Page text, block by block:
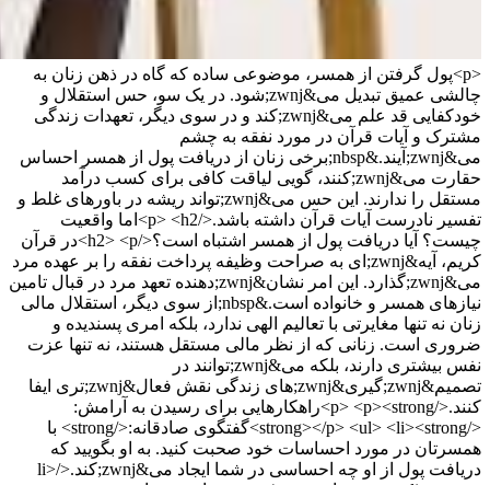
<p>پول گرفتن از همسر، موضوعی ساده که گاه در ذهن زنان به
چالشی عمیق تبدیل می&zwnj;شود. در یک سو، حس استقلال و
خودکفایی قد علم می&zwnj;کند و در سوی دیگر، تعهدات زندگی
مشترک و آیات قرآن در مورد نفقه به چشم
می&zwnj;آیند.&nbsp;برخی زنان از دریافت پول از همسر احساس
حقارت می&zwnj;کنند، گویی لیاقت کافی برای کسب درآمد
مستقل را ندارند. این حس می&zwnj;تواند ریشه در باورهای غلط و
تفسیر نادرست آیات قرآن داشته باشد.</p> <h2>اما واقعیت
چیست؟ آیا دریافت پول از همسر اشتباه است؟</h2> <p>در قرآن
کریم، آیه&zwnj;ای به صراحت وظیفه پرداخت نفقه را بر عهده مرد
می&zwnj;گذارد. این امر نشان&zwnj;دهنده تعهد مرد در قبال تامین
نیازهای همسر و خانواده است.&nbsp;از سوی دیگر، استقلال مالی
زنان نه تنها مغایرتی با تعالیم الهی ندارد، بلکه امری پسندیده و
ضروری است. زنانی که از نظر مالی مستقل هستند، نه تنها عزت
نفس بیشتری دارند، بلکه می&zwnj;توانند در
تصمیم&zwnj;گیری&zwnj;های زندگی نقش فعال&zwnj;تری ایفا
کنند.</p> <p><strong>راهکارهایی برای رسیدن به آرامش:
</strong></p> <ul> <li><strong>گفتگوی صادقانه:</strong> با
همسرتان در مورد احساسات خود صحبت کنید. به او بگویید که
دریافت پول از او چه احساسی در شما ایجاد می&zwnj;کند.</li>